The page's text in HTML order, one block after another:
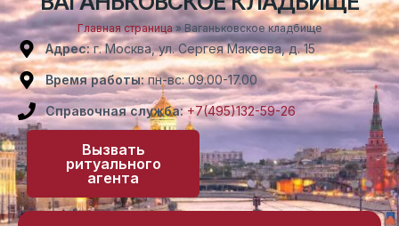
Главная страница » Ваганьковское кладбище
Адрес:г. Москва, ул. Сергея Макеева, д. 15
Время работы:пн-вс: 09.00-17.00
Справочная служба: +7(495)132-59-26
Вызвать
ритуального
агента